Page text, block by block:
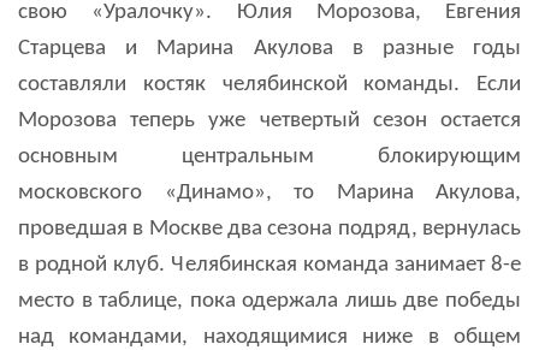
свою «Уралочку». Юлия Морозова, Евгения
Старцева и Марина Акулова в разные годы
составляли костяк челябинской команды. Если
Морозова теперь уже четвертый сезон остается
основным центральным блокирующим
московского «Динамо», то Марина Акулова,
проведшая в Москве два сезона подряд, вернулась
в родной клуб. Челябинская команда занимает 8-е
место в таблице, пока одержала лишь две победы
над командами, находящимися ниже в общем